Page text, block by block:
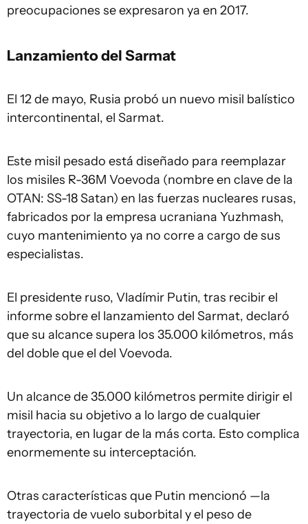
preocupaciones se expresaron ya en 2017.
Lanzamiento del Sarmat
El 12 de mayo, Rusia probó un nuevo misil balístico
intercontinental, el Sarmat.
Este misil pesado está diseñado para reemplazar
los misiles R-36M Voevoda (nombre en clave de la
OTAN: SS-18 Satan) en las fuerzas nucleares rusas,
fabricados por la empresa ucraniana Yuzhmash,
cuyo mantenimiento ya no corre a cargo de sus
especialistas.
El presidente ruso, Vladímir Putin, tras recibir el
informe sobre el lanzamiento del Sarmat, declaró
que su alcance supera los 35.000 kilómetros, más
del doble que el del Voevoda.
Un alcance de 35.000 kilómetros permite dirigir el
misil hacia su objetivo a lo largo de cualquier
trayectoria, en lugar de la más corta. Esto complica
enormemente su interceptación.
Otras características que Putin mencionó —la
trayectoria de vuelo suborbital y el peso de